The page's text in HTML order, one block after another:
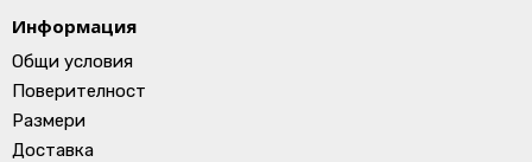
Информация
Общи условия
Поверителност
Размери
Доставка